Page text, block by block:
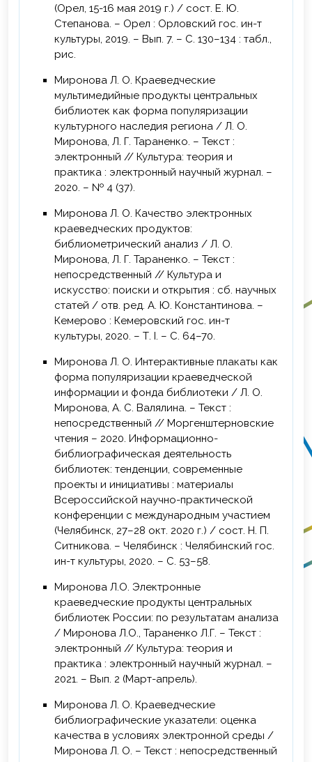
(Орел, 15-16 мая 2019 г.) / сост. Е. Ю.
Степанова. – Орел : Орловский гос. ин-т
культуры, 2019. – Вып. 7. – С. 130–134 : табл.,
рис.
Миронова Л. О. Краеведческие
мультимедийные продукты центральных
библиотек как форма популяризации
культурного наследия региона / Л. О.
Миронова, Л. Г. Тараненко. – Текст :
электронный // Культура: теория и
практика : электронный научный журнал. –
2020. – № 4 (37).
Миронова Л. О. Качество электронных
краеведческих продуктов:
библиометрический анализ / Л. О.
Миронова, Л. Г. Тараненко. – Текст :
непосредственный // Культура и
искусство: поиски и открытия : сб. научных
статей / отв. ред. А. Ю. Константинова. –
Кемерово : Кемеровский гос. ин-т
культуры, 2020. – Т. I. – С. 64–70.
Миронова Л. О. Интерактивные плакаты как
форма популяризации краеведческой
информации и фонда библиотеки / Л. О.
Миронова, А. С. Валялина. – Текст :
непосредственный // Моргенштерновские
чтения – 2020. Информационно-
библиографическая деятельность
библиотек: тенденции, современные
проекты и инициативы : материалы
Всероссийской научно-практической
конференции с международным участием
(Челябинск, 27–28 окт. 2020 г.) / сост. Н. П.
Ситникова. – Челябинск : Челябинский гос.
ин-т культуры, 2020. – С. 53–58.
Миронова Л.О. Электронные
краеведческие продукты центральных
библиотек России: по результатам анализа
/ Миронова Л.О., Тараненко Л.Г. – Текст :
электронный // Культура: теория и
практика : электронный научный журнал. –
2021. – Вып. 2 (Март-апрель).
Миронова Л. О. Краеведческие
библиографические указатели: оценка
качества в условиях электронной среды /
Миронова Л. О. – Текст : непосредственный